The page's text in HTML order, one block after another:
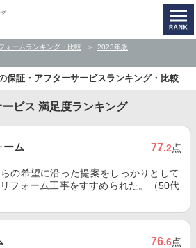
グ
ォームランキング・比較
2023年版
保証・アフターサービスランキング・比較
ビス 満足度ランキング
ーム 77.2点
の希望に沿った提案をしっかりとして
フォーム工事をすすめられた。（50代
76.6点